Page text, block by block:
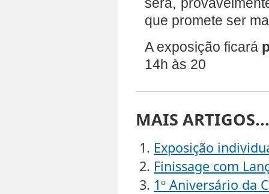
que promete ser
A exposição ficará
14h às 20
MAIS ARTIGOS...
Exposição
Finissage com
1º Aniversário da